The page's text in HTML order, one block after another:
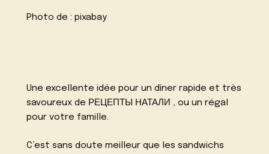
Photo de :pixabay
Une excellente idée pour un dîner rapide et très
savoureux de РЕЦЕПТЫ НАТАЛИ , ou un régal
pour votre famille.
C’est sans doute meilleur que les sandwichs